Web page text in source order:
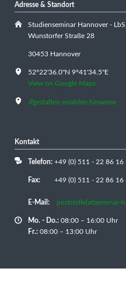
Adresse & Standort
Studienseminar Hannover - LbS
Wunstorfer Straße 28
30453 Hannover
52°22'36.0"N 9°41'34.5"E
View on Google Maps
///gestalten.erzählen.hinweise
Kontakt
Telefon:+49 (0) 511 - 22 86
Fax:+49 (0) 511 - 22 86 16
E-Mail: poststelle(at)seminar-
Mo. - Do.:08:00 – 16:00 Uhr
Fr.:08:00 – 13:00 Uhr